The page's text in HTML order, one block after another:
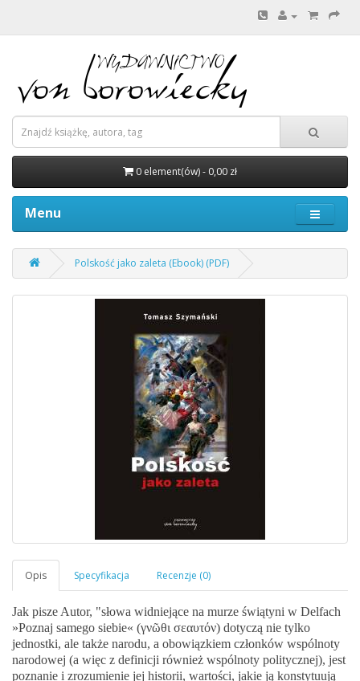
0 element(ów) - 0,00 zł
Menu
Polskość jako zaleta (Ebook) (PDF)
Jak pisze Autor, "słowa widniejące na murze świątyni w Delfach
»Poznaj samego siebie« (γνῶθι σεαυτόν) dotyczą nie tylko
jednostki, ale także narodu, a obowiązkiem członków wspólnoty
narodowej (a więc z definicji również wspólnoty politycznej), jest
poznanie i zrozumienie jej historii, wartości, jakie ją konstytuują